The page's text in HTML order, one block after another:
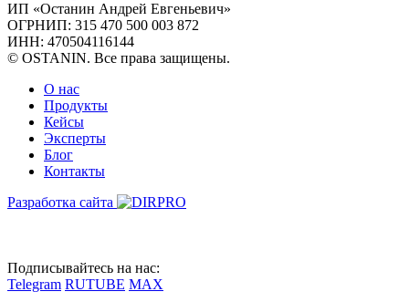
ИП «Останин Андрей Евгеньевич»
ОГРНИП: 315 470 500 003 872
ИНН: 470504116144
© OSTANIN. Все права защищены.
О нас
Продукты
Кейсы
Эксперты
Блог
Контакты
Разработка сайта
Подписывайтесь на нас:
Telegram RUTUBE MAX